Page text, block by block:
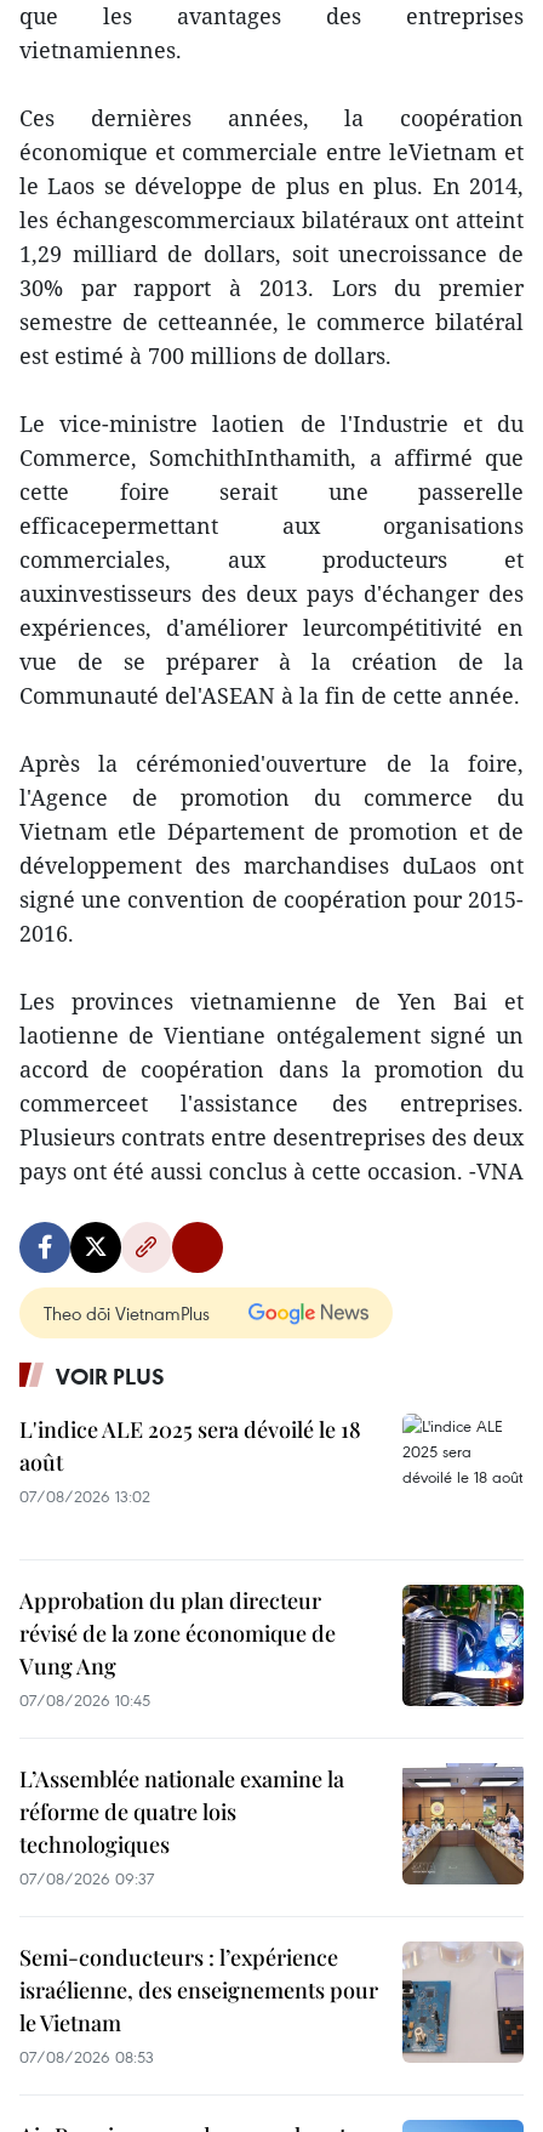
que les avantages des entreprises
vietnamiennes.
Ces dernières années, la coopération
économique et commerciale entre leVietnam et
le Laos se développe de plus en plus. En 2014,
les échangescommerciaux bilatéraux ont atteint
1,29 milliard de dollars, soit unecroissance de
30% par rapport à 2013. Lors du premier
semestre de cetteannée, le commerce bilatéral
est estimé à 700 millions de dollars.
Le vice-ministre laotien de l'Industrie et du
Commerce, SomchithInthamith, a affirmé que
cette foire serait une passerelle
efficacepermettant aux organisations
commerciales, aux producteurs et
auxinvestisseurs des deux pays d'échanger des
expériences, d'améliorer leurcompétitivité en
vue de se préparer à la création de la
Communauté del'ASEAN à la fin de cette année.
Après la cérémonied'ouverture de la foire,
l'Agence de promotion du commerce du
Vietnam etle Département de promotion et de
développement des marchandises duLaos ont
signé une convention de coopération pour 2015-
2016.
Les provinces vietnamienne de Yen Bai et
laotienne de Vientiane ontégalement signé un
accord de coopération dans la promotion du
commerceet l'assistance des entreprises.
Plusieurs contrats entre desentreprises des deux
pays ont été aussi conclus à cette occasion. -VNA
Theo dõi VietnamPlus
VOIR PLUS
L'indice ALE 2025 sera dévoilé le 18
août
07/08/2026 13:02
Approbation du plan directeur
révisé de la zone économique de
Vung Ang
07/08/2026 10:45
L’Assemblée nationale examine la
réforme de quatre lois
technologiques
07/08/2026 09:37
Semi-conducteurs : l’expérience
israélienne, des enseignements pour
le Vietnam
07/08/2026 08:53